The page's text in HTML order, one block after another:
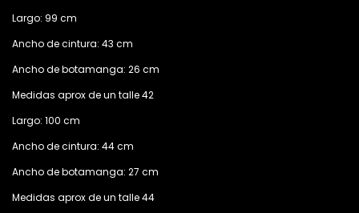
Largo: 99 cm
Ancho de cintura: 43 cm
Ancho de botamanga: 26 cm
Medidas aprox de un talle 42
Largo: 100 cm
Ancho de cintura: 44 cm
Ancho de botamanga: 27 cm
Medidas aprox de un talle 44